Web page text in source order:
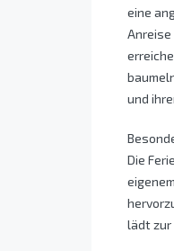
eine
Anreise
und
Die
lädt zur